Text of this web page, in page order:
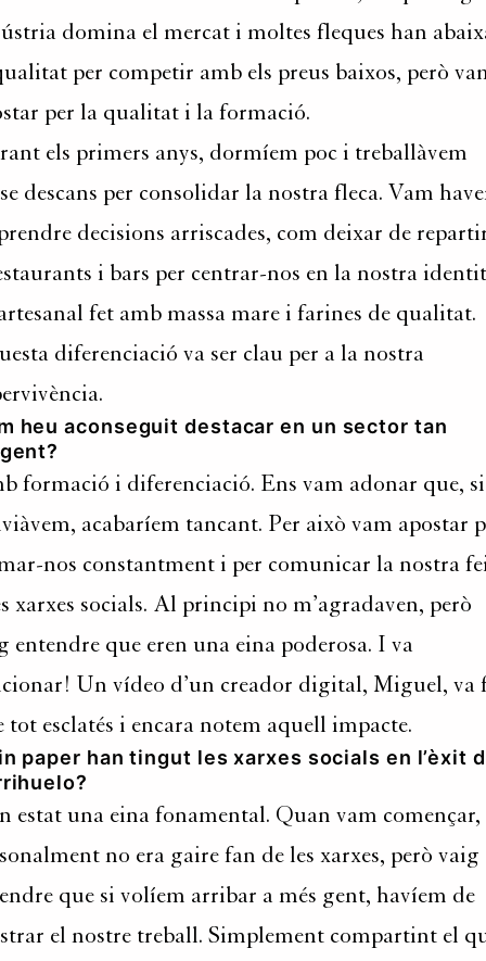
domina el mercat i moltes fleques han
per competir amb els preus baixos, però
per la qualitat i la formació.
els primers anys, dormíem poc i treballàvem
descans per consolidar la nostra fleca. Vam
decisions arriscades, com deixar de
i bars per centrar-nos en la nostra
fet amb massa mare i farines de qualitat.
diferenciació va ser clau per a la nostra
heu aconseguit destacar en un sector tan
formació i diferenciació. Ens vam adonar que,
acabaríem tancant. Per això vam apostar
nos constantment i per comunicar la nostra
xarxes socials. Al principi no m’agradaven, però
entendre que eren una eina poderosa. I va
Un vídeo d’un creador digital, Miguel, va
tot esclatés i encara notem aquell impacte.
paper han tingut les xarxes socials en l’èxit
estat una eina fonamental. Quan vam
no era gaire fan de les xarxes, però vaig
que si volíem arribar a més gent, havíem de
el nostre treball. Simplement compartint el